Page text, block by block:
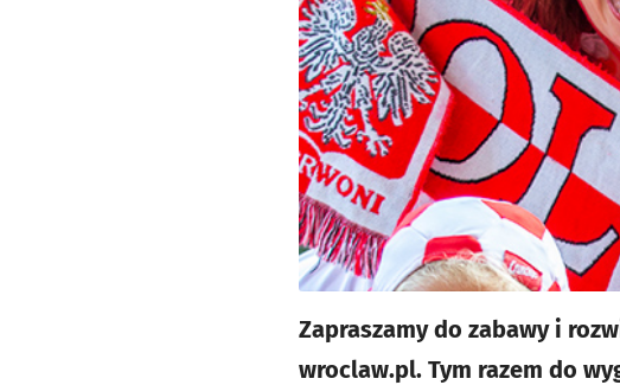
Zapraszamy do zabawy i
wroclaw.pl. Tym razem do